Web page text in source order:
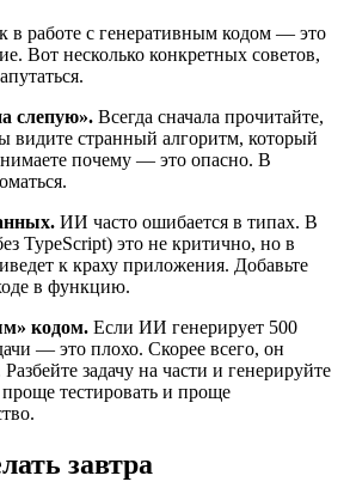
работе с генеративным кодом — это
Вот несколько конкретных советов,
слепую». Всегда сначала прочитайте,
видите странный алгоритм, который
почему — это опасно. В
ИИ часто ошибается в типах. В
TypeScript) это не критично, но в
к краху приложения. Добавьте
в функцию.
кодом. Если ИИ генерирует 500
— это плохо. Скорее всего, он
задачу на части и генерируйте
тестировать и проще
завтра